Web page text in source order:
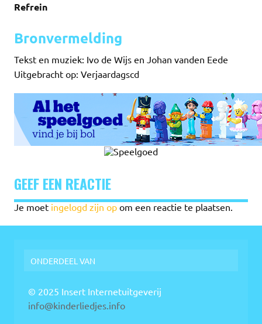
Refrein
Bronvermelding
Tekst en muziek: Ivo de Wijs en Johan vanden Eede
Uitgebracht op: Verjaardagscd
GEEF EEN REACTIE
Je moet ingelogd zijn op om een reactie te plaatsen.
ONDERDEEL VAN
© 2025 Insert Internetuitgeverij
info@kinderliedjes.info